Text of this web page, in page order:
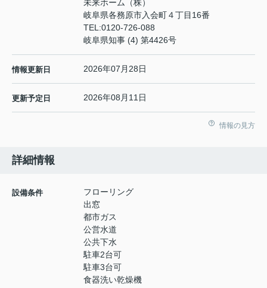
未来ホーム（株）
岐阜県各務原市入会町４丁目16番
TEL:0120-726-088
岐阜県知事 (4) 第4426号
情報更新日 2026年07月28日
更新予定日 2026年08月11日
情報の見方
詳細情報
設備条件
フローリング
出窓
都市ガス
公営水道
公共下水
駐車2台可
駐車3台可
食器洗い乾燥機